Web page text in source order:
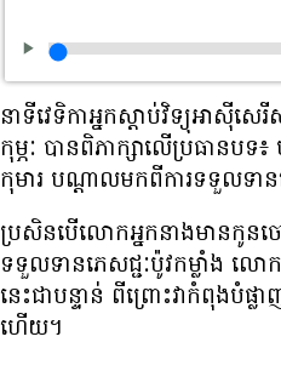
នាទី​វេទិកា​អ្នក​ស្ដាប់​វិទ្យុ​អាស៊ី​ស
កុម្ភៈ​ បាន​ពិភាក្សា​លើ​ប្រធានបទ
កុមារ បណ្ដាល​មក​ពី​ការ​ទទួលទាន​
ប្រសិនបើ​លោក​អ្នកនាង​មាន​កូន
ទទួលទាន​ភេសជ្ជៈ​ប៉ូវ​កម្លាំង លោ
នេះ​ជា​បន្ទាន់ ពីព្រោះ​វា​កំពុង​បំផ្
ហើយ។